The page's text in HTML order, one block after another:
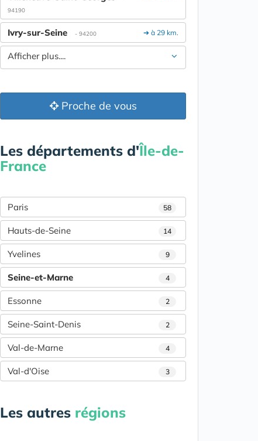
94190
➔ à 29 km.
Ivry-sur-Seine - 94200
Afficher plus....
Proche de vous
Les départements d'Île-de-
France
Paris 58
Hauts-de-Seine 14
Yvelines 9
Seine-et-Marne 4
Essonne 2
Seine-Saint-Denis 2
Val-de-Marne 4
Val-d'Oise 3
Les autres régions